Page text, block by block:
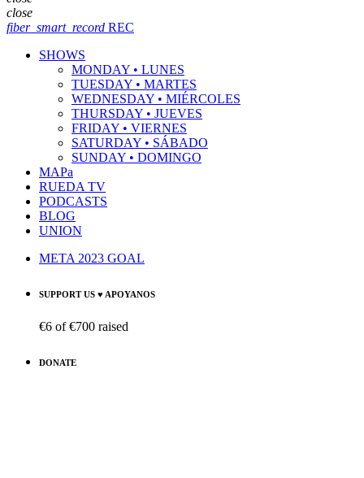
close
fiber_smart_record REC
SHOWS
MONDAY • LUNES
TUESDAY • MARTES
WEDNESDAY • MIÉRCOLES
THURSDAY • JUEVES
FRIDAY • VIERNES
SATURDAY • SÁBADO
SUNDAY • DOMINGO
MAPa
RUEDA TV
PODCASTS
BLOG
UNION
META 2023 GOAL
SUPPORT US ♥ APOYANOS
€6 of€700 raised
DONATE